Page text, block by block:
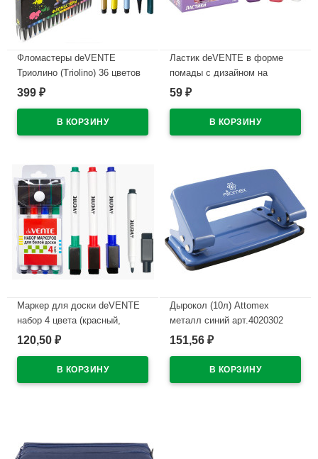
Фломастеры deVENTE
Триолино (Triolino) 36 цветов
трехгранные картонная
399 ₽
Ластик deVENTE в форме
помады с дизайном на
корпусе арт.8030619
59 ₽
Маркер для доски deVENTE
набор 4 цвета (красный,
синий, черный, зеленый) 2мм
магнитом для крепления
арт.5040605 (Ст.4)
120,50 ₽
Дырокол (10л) Attomex
металл синий арт.4020302
В наличии
151,56 ₽